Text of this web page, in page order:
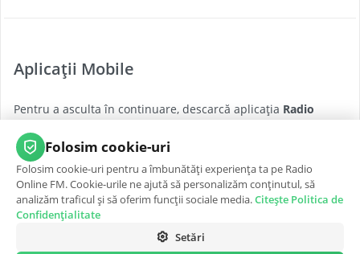
Instagram
Aplicații Mobile
Pentru a asculta în continuare, descarcă aplicația Radio
oriunde.
App Store Google Play
Folosim cookie-uri
Folosim cookie-uri pentru a îmbunătăți experiența ta pe Radio
Online FM. Cookie-urile ne ajută să personalizăm conținutul, să
analizăm traficul și să oferim funcții sociale media.Citește Politica de
Confidențialitate
Setări